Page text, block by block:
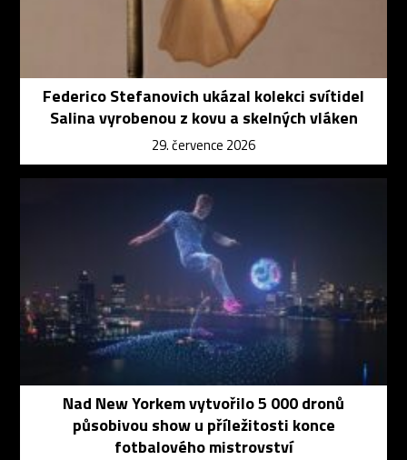
Federico Stefanovich ukázal kolekci svítidel
Salina vyrobenou z kovu a skelných vláken
29. července 2026
Nad New Yorkem vytvořilo 5 000 dronů
působivou show u příležitosti konce
fotbalového mistrovství